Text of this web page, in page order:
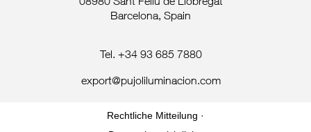
08980 Sant Feliu de Llobregat
Barcelona, Spain
Tel. +34 93 685 7880
export@pujoliluminacion.com
Rechtliche Mitteilung ·